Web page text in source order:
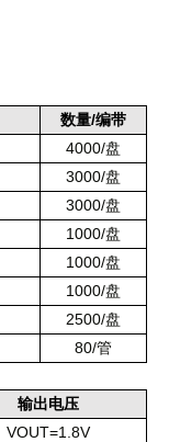
数量/编带
4000/盘
3000/盘
3000/盘
1000/盘
1000/盘
1000/盘
2500/盘
80/管
输出电压
VOUT=1.8V